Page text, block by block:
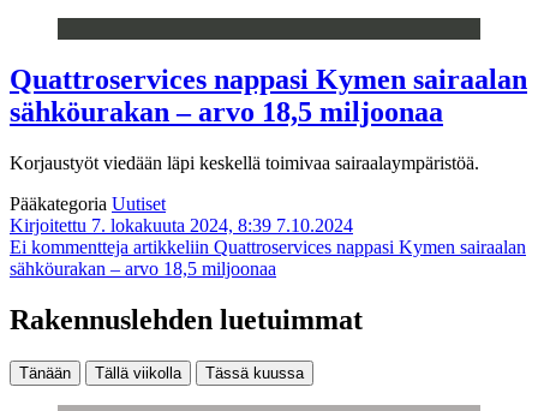
Quattroservices nappasi Kymen sairaalan
sähköurakan – arvo 18,5 miljoonaa
Korjaustyöt viedään läpi keskellä toimivaa sairaalaympäristöä.
Pääkategoria Uutiset
Kirjoitettu 7. lokakuuta 2024, 8:39 7.10.2024
Ei kommentteja artikkeliin Quattroservices nappasi Kymen sairaalan
sähköurakan – arvo 18,5 miljoonaa
Rakennuslehden luetuimmat
Tänään Tällä viikolla Tässä kuussa